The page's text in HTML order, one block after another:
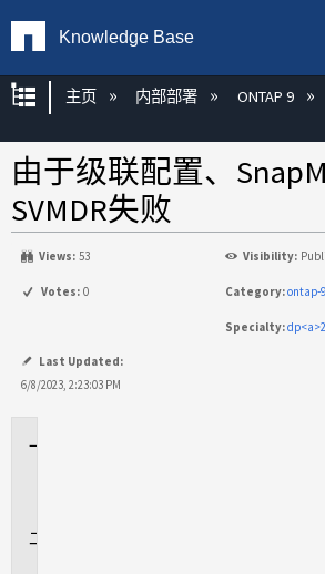
Knowledge Base
扩展/隐缩全局层次
主页 内部部署 ONTAP 9
由于级联配置、
SVMDR失败
Views: 53 Visibility:
Votes: 0 Category:ontap-9
Specialty:
Last Updated:
6/8/2023, 2:23:03 PM